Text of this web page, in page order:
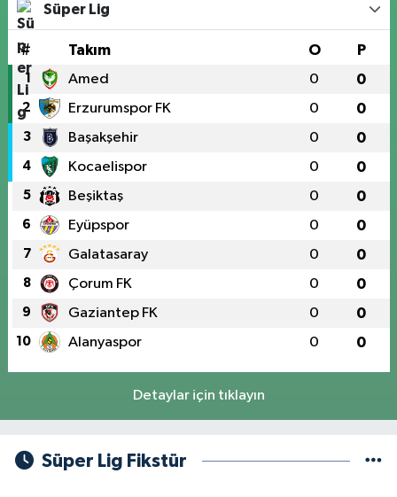
Süper Lig
# Takım O P
1 Amed 0 0
2 Erzurumspor FK 0 0
3 Başakşehir 0 0
4 Kocaelispor 0 0
5 Beşiktaş 0 0
6 Eyüpspor 0 0
7 Galatasaray 0 0
8 Çorum FK 0 0
9 Gaziantep FK 0 0
10 Alanyaspor 0 0
Detaylar için tıklayın
Süper Lig Fikstür